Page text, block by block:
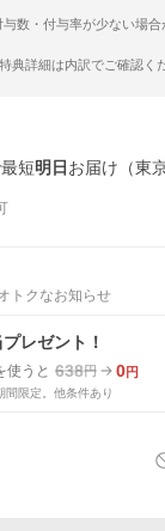
数・付与率が少ない場
典詳細は内訳でご確認く
短明日 お届け（東
トクなお知らせ
レゼント！
使うと 638円 0円
間限定。他条件あり